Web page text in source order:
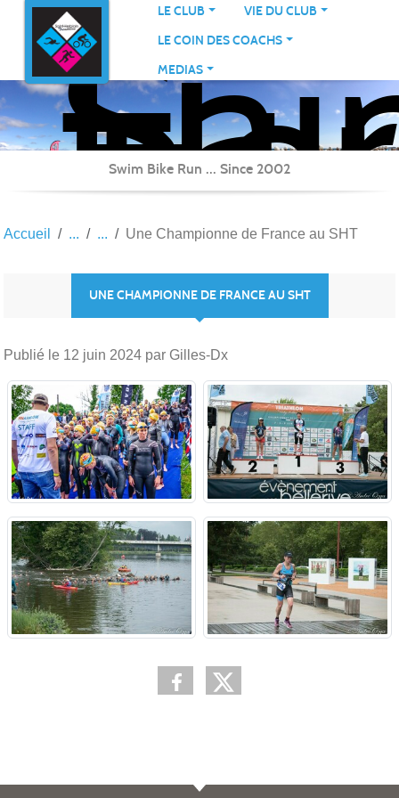
LE CLUB
VIE DU CLUB
LE COIN DES COACHS
MEDIAS
Swim Bike Run ... Since 2002
Accueil Une Championne de France au SHT
UNE CHAMPIONNE DE FRANCE AU SHT
Publié le 12 juin 2024 par Gilles-Dx
Panneau de gestion des cookies